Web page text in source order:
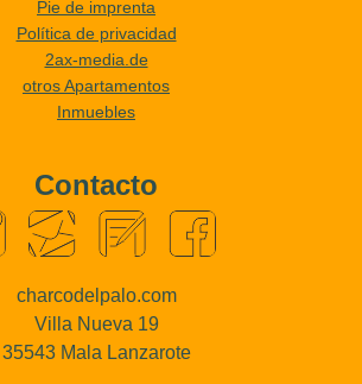
Pie de imprenta
Política de privacidad
2ax-media.de
otros Apartamentos
Inmuebles
Contacto
charcodelpalo.com
Villa Nueva 19
35543 Mala Lanzarote